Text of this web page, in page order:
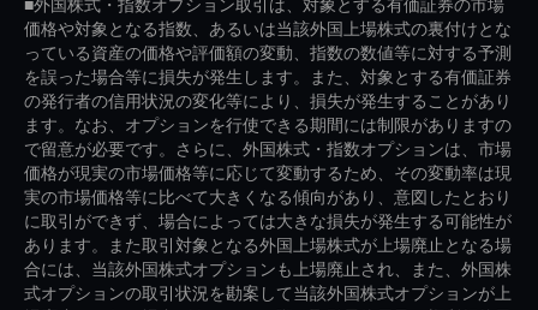
価格や対象となる指数、あるいは当該外国上場株式の裏付けとな
っている資産の価格や評価額の変動、指数の数値等に対する予測
を誤った場合等に損失が発生します。また、対象とする有価証券
の発行者の信用状況の変化等により、損失が発生することがあり
ます。なお、オプションを行使できる期間には制限がありますの
で留意が必要です。さらに、外国株式・指数オプションは、市場
価格が現実の市場価格等に応じて変動するため、その変動率は現
実の市場価格等に比べて大きくなる傾向があり、意図したとおり
に取引ができず、場合によっては大きな損失が発生する可能性が
あります。また取引対象となる外国上場株式が上場廃止となる場
合には、当該外国株式オプションも上場廃止され、また、外国株
式オプションの取引状況を勘案して当該外国株式オプションが上